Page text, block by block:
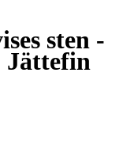
sten -
Jättefin